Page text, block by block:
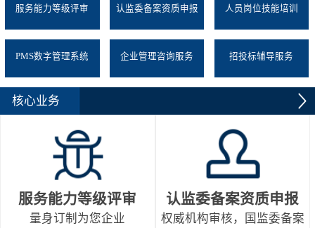
服务能力等级评审 认监委备案资质申报 人员岗位技能培训
PMS数字管理系统 企业管理咨询服务 招投标辅导服务
核心业务
服务能力等级评审
量身订制为您企业
认监委备案资质申报
权威机构审核，国监委备案